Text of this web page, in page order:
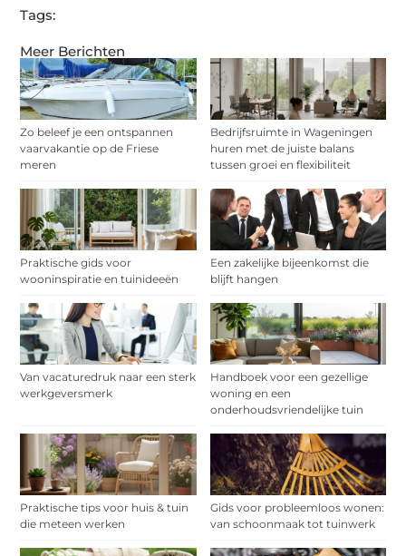
Meer Berichten
Zo beleef je een ontspannen
vaarvakantie op de Friese
meren
Bedrijfsruimte in Wageningen
huren met de juiste balans
tussen groei en flexibiliteit
Praktische gids voor
wooninspiratie en tuinideeën
Een zakelijke bijeenkomst die
blijft hangen
Van vacaturedruk naar een sterk
werkgeversmerk
Handboek voor een gezellige
woning en een
onderhoudsvriendelijke tuin
Praktische tips voor huis & tuin
die meteen werken
Gids voor probleemloos wonen:
van schoonmaak tot tuinwerk
Tags: